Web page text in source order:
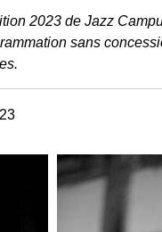
2023 de Jazz
sans